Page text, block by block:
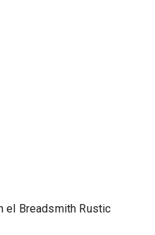
el Breadsmith Rustic